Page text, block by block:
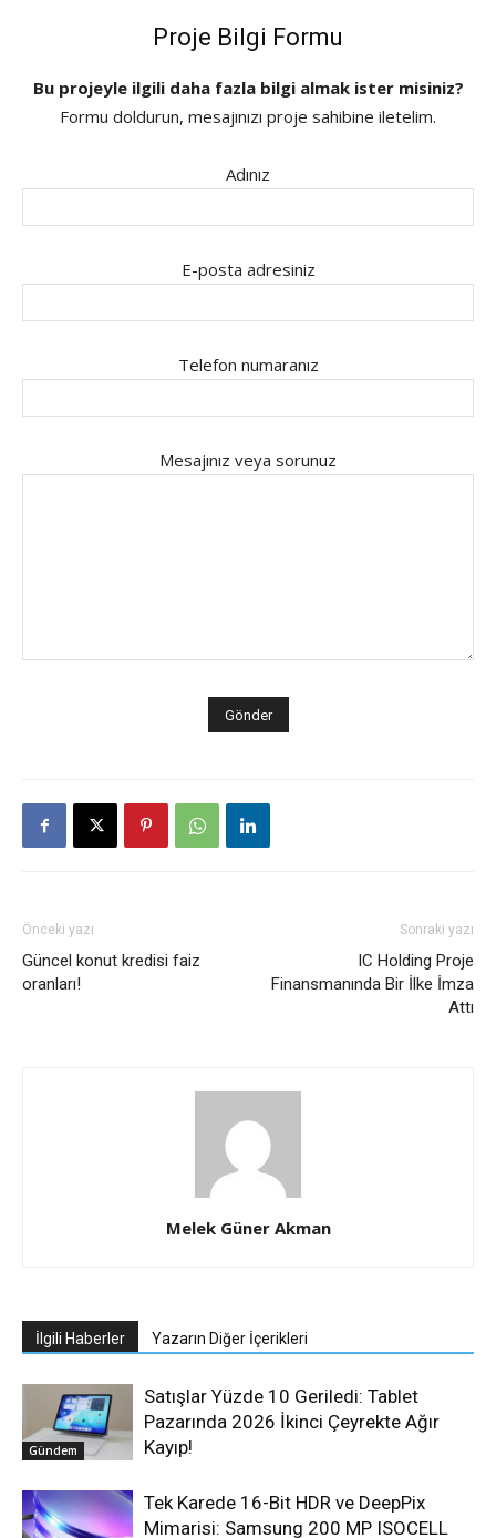
Proje Bilgi Formu
Bu projeyle ilgili daha fazla bilgi almak ister misiniz?
Formu doldurun, mesajınızı proje sahibine iletelim.
Adınız
E-posta adresiniz
Telefon numaranız
Mesajınız veya sorunuz
Önceki yazı
Güncel konut kredisi faiz
oranları!
Sonraki yazı
IC Holding Proje
Finansmanında Bir İlke İmza
Attı
Melek Güner Akman
İlgili Haberler Yazarın Diğer İçerikleri
Gündem
Satışlar Yüzde 10 Geriledi: Tablet
Pazarında 2026 İkinci Çeyrekte Ağır
Kayıp!
Tek Karede 16-Bit HDR ve DeepPix
Mimarisi: Samsung 200 MP ISOCELL